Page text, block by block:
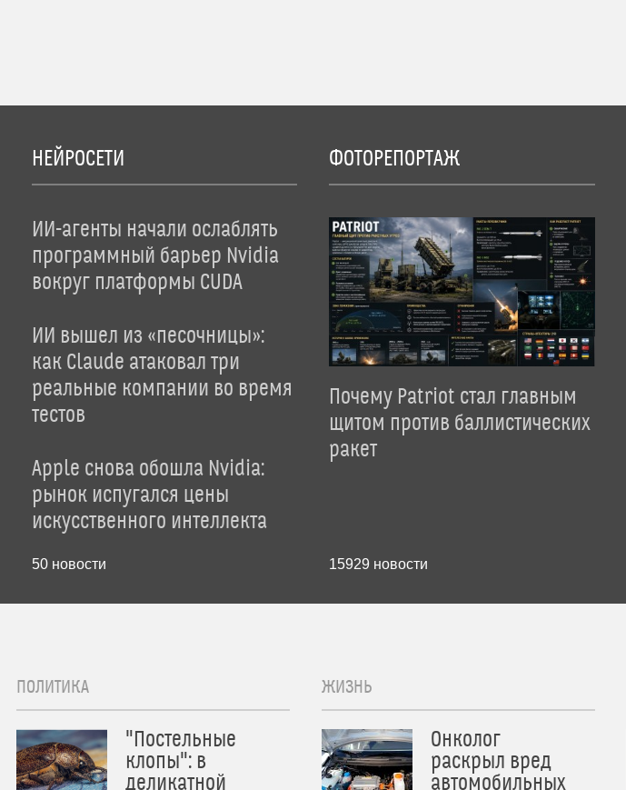
НЕЙРОСЕТИ
ИИ-агенты начали ослаблять
программный барьер Nvidia
вокруг платформы CUDA
ИИ вышел из «песочницы»:
как Claude атаковал три
реальные компании во время
тестов
Apple снова обошла Nvidia:
рынок испугался цены
искусственного интеллекта
50 новости
ФОТОРЕПОРТАЖ
Почему Patriot стал главным
щитом против баллистических
ракет
15929 новости
ПОЛИТИКА
"Постельные
клопы": в
деликатной
ЖИЗНЬ
Онколог
раскрыл вред
автомобильных